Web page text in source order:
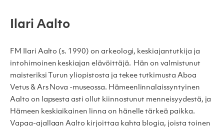
Ilari Aalto
FM Ilari Aalto (s. 1990) on arkeologi, keskiajantutkija ja
intohimoinen keskiajan elävöittäjä. Hän on valmistunut
maisteriksi Turun yliopistosta ja tekee tutkimusta Aboa
Vetus & Ars Nova -museossa. Hämeenlinnalaissyntyinen
Aalto on lapsesta asti ollut kiinnostunut menneisyydestä, ja
Hämeen keskiaikainen linna on hänelle tärkeä paikka.
Vapaa-ajallaan Aalto kirjoittaa kahta blogia, joista toinen